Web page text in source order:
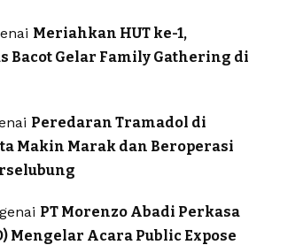
Meriahkan HUT ke-1,
Bacot Gelar Family Gathering di
Peredaran Tramadol di
Makin Marak dan Beroperasi
PT Morenzo Abadi Perkasa
Mengelar Acara Public Expose